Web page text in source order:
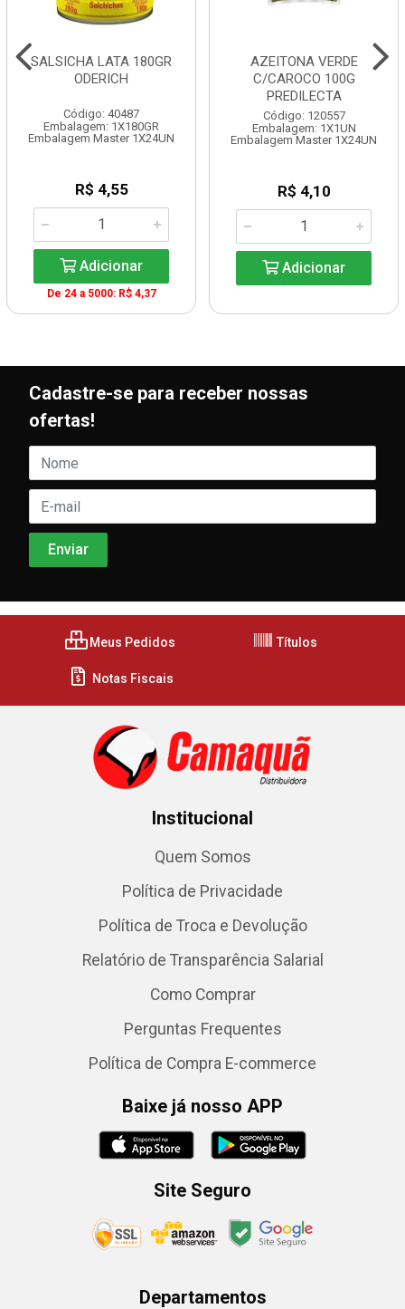
SALSICHA LATA 180GR
ODERICH
Código: 40487
Embalagem: 1X180GR
Embalagem Master 1X24UN
R$ 4,55
Adicionar
De 24 a 5000: R$ 4,37
AZEITONA VERDE
C/CAROCO 100G
PREDILECTA
Código: 120557
Embalagem: 1X1UN
Embalagem Master 1X24UN
R$ 4,10
Adicionar
Cadastre-se para receber nossas
ofertas!
Meus Pedidos Títulos
Notas Fiscais
Institucional
Quem Somos
Política de Privacidade
Política de Troca e Devolução
Relatório de Transparência Salarial
Como Comprar
Perguntas Frequentes
Política de Compra E-commerce
Baixe já nosso APP
Site Seguro
Departamentos